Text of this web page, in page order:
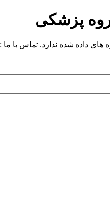
پزشکی
ندارد. تماس با ما : 02188801465